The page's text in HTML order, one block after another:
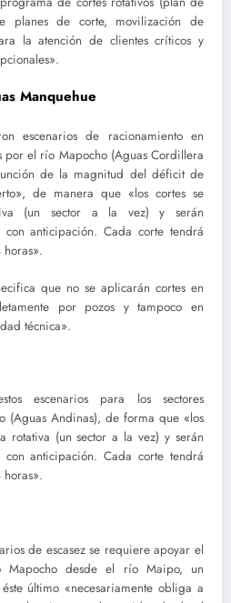
planes de corte, movilización de
la atención de clientes críticos y
Manquehue
escenarios de racionamiento en
por el río Mapocho (Aguas Cordillera
de la magnitud del déficit de
de manera que «los cortes se
(un sector a la vez) y serán
anticipación. Cada corte tendrá
que no se aplicarán cortes en
por pozos y tampoco en
técnica».
escenarios para los sectores
(Aguas Andinas), de forma que «los
rotativa (un sector a la vez) y serán
anticipación. Cada corte tendrá
de escasez se requiere apoyar el
Mapocho desde el río Maipo, un
último «necesariamente obliga a